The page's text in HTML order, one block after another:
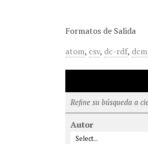
Formatos de Salida
atom, csv, dc-rdf,
Refine su búsqueda a
Autor